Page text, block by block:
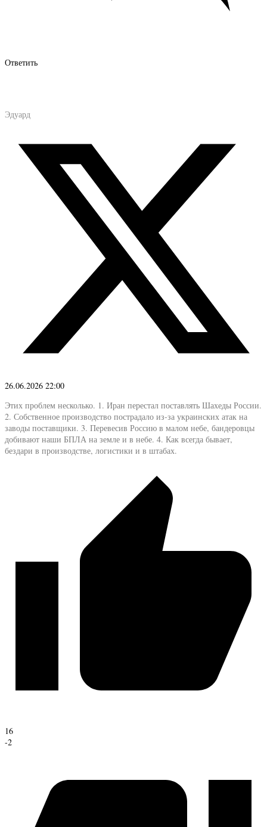
Ответить
Эдуард
26.06.2026 22:00
Этих проблем несколько. 1. Иран перестал поставлять Шахеды России.
2. Собственное производство пострадало из-за украинских атак на
заводы поставщики. 3. Перевесив Россию в малом небе, бандеровцы
добивают наши БПЛА на земле и в небе. 4. Как всегда бывает,
бездари в производстве, логистики и в штабах.
16
-2